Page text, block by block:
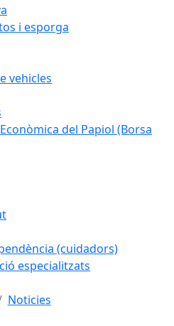
i esporga
vehicles
del Papiol (Borsa
(cuidadors)
especialitzats
Noticies